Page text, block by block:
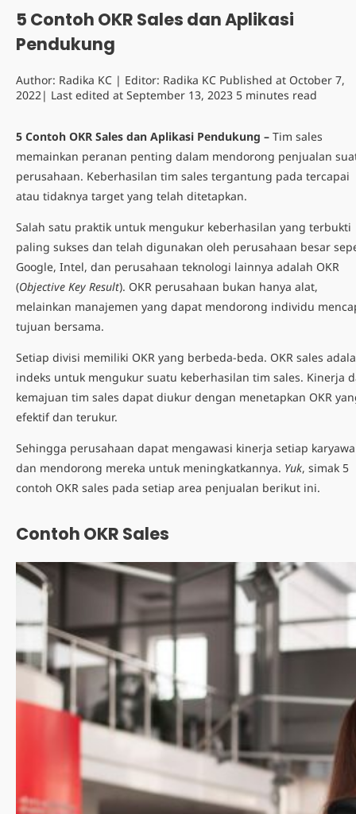
5 Contoh OKR Sales dan Aplikasi
Pendukung
Author: Radika KC | Editor: Radika KC Published at October 7,
2022| Last edited at September 13, 2023 5 minutes read
5 Contoh OKR Sales dan Aplikasi Pendukung – Tim sales
memainkan peranan penting dalam mendorong penjualan
perusahaan. Keberhasilan tim sales tergantung pada tercapai
atau tidaknya target yang telah ditetapkan.
Salah satu praktik untuk mengukur keberhasilan yang terbukti
paling sukses dan telah digunakan oleh perusahaan besar
Google, Intel, dan perusahaan teknologi lainnya adalah OKR
(Objective Key Result). OKR perusahaan bukan hanya alat,
melainkan manajemen yang dapat mendorong individu
tujuan bersama.
Setiap divisi memiliki OKR yang berbeda-beda. OKR sales
indeks untuk mengukur suatu keberhasilan tim sales. Kinerja
kemajuan tim sales dapat diukur dengan menetapkan OKR
efektif dan terukur.
Sehingga perusahaan dapat mengawasi kinerja setiap
dan mendorong mereka untuk meningkatkannya. Yuk, simak 5
contoh OKR sales pada setiap area penjualan berikut ini.
Contoh OKR Sales